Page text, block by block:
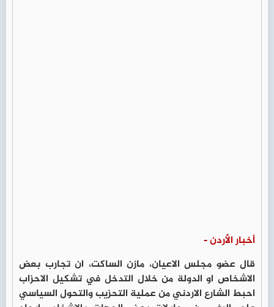
أخبار الأردن -
قال عضو مجلس الاعيان، مازن الساكت، ان تجارب بعض
الاشخاص او الدولة من خلال التدخل في تشكيل الاحزاب
احبط الشارع الاردني من عملية التحزيب والتحول السياسي